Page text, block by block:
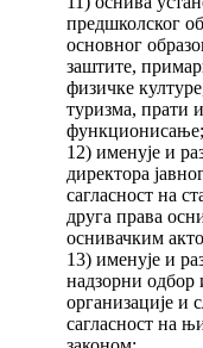
предшколског
основног
заштите,
физичке
туризма, прати
функционисање;
12) именује и
директора
сагласност на
друга права
оснивачким
13) именује и
надзорни одбор
организације и
сагласност на